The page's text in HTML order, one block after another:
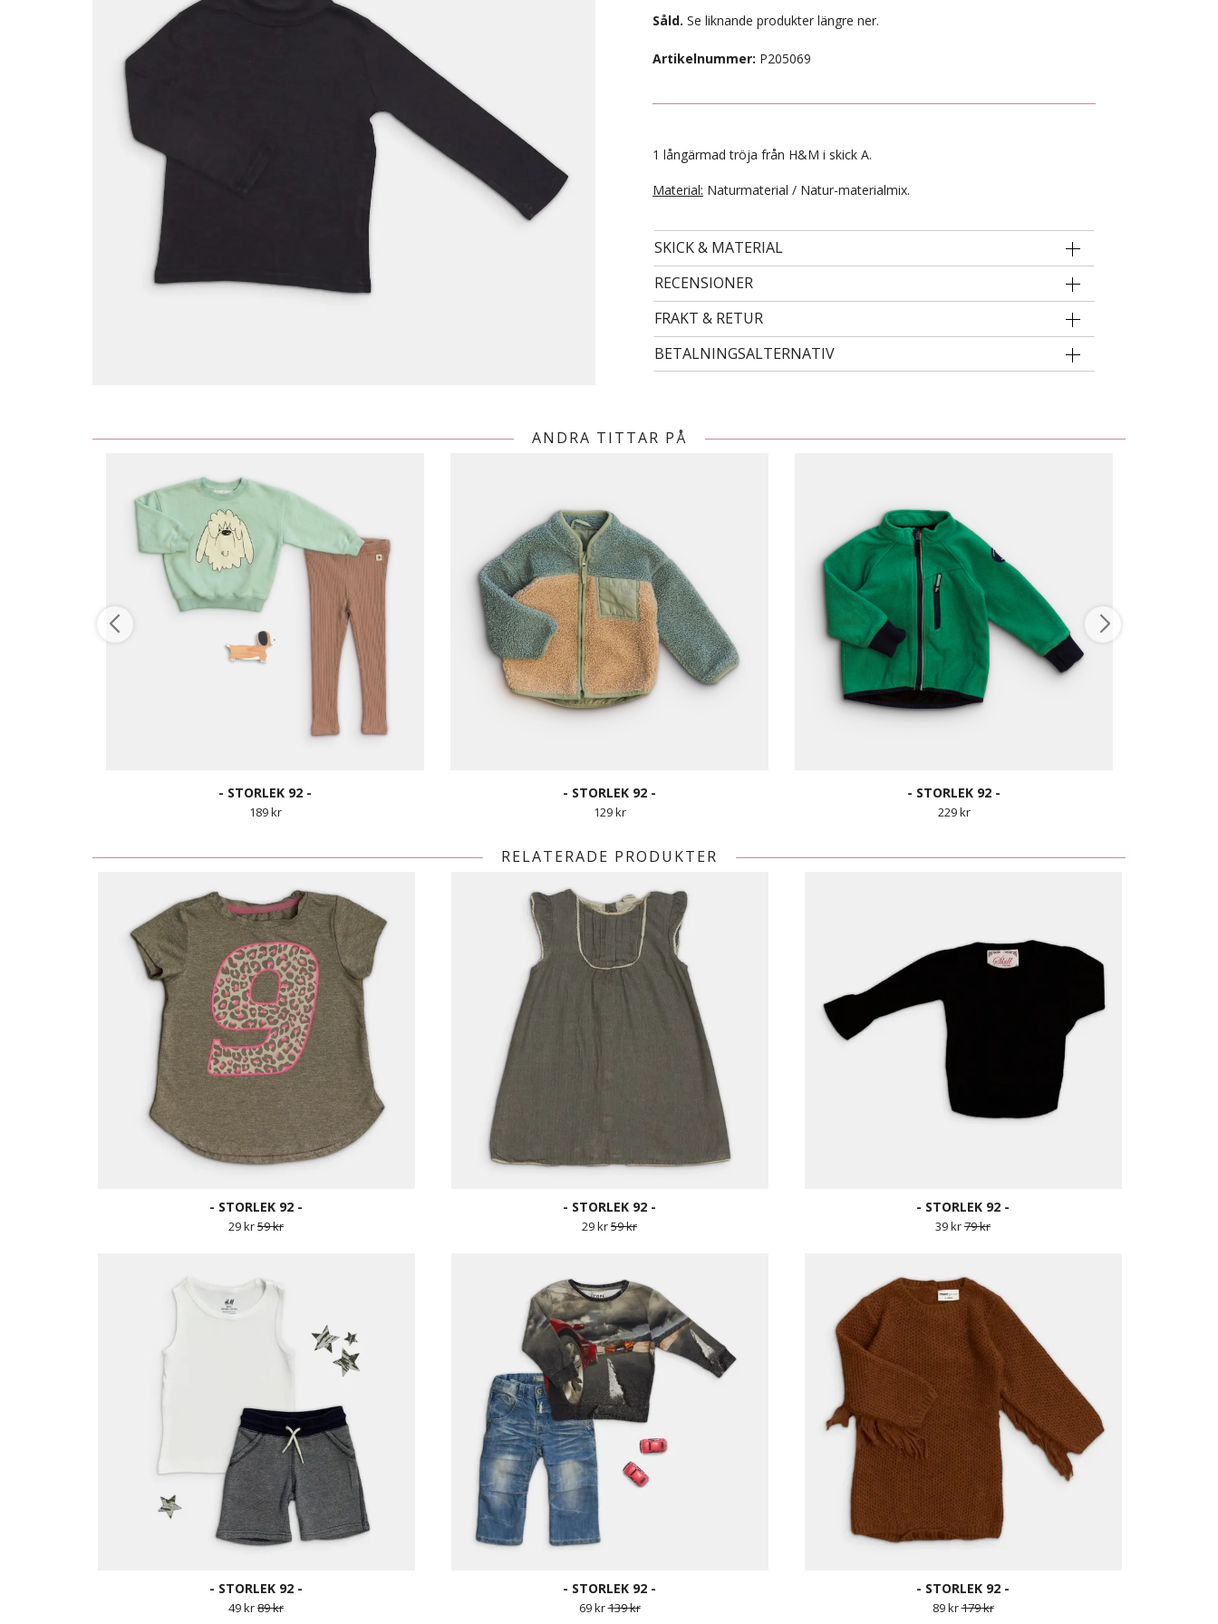
- STORLEK 122/128 -
Såld. Se liknande produkter längre ner.
Artikelnummer: P205069
1 långärmad tröja från H&M i skick A.
Material: Naturmaterial / Natur-materialmix.
SKICK & MATERIAL
RECENSIONER
FRAKT & RETUR
BETALNINGSALTERNATIV
ANDRA TITTAR PÅ
- STORLEK 92 -
189 kr
- STORLEK 92 -
129 kr
- STORLEK 92 -
229 kr
RELATERADE PRODUKTER
- STORLEK 92 -
29 kr59 kr
- STORLEK 92 -
29 kr59 kr
- STORLEK 92 -
39 kr79 kr
- STORLEK 92 -
49 kr89 kr
- STORLEK 92 -
69 kr139 kr
- STORLEK 92 -
89 kr179 kr